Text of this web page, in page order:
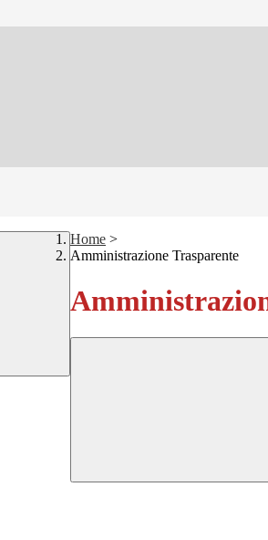
Home >
Amministrazione Trasparente